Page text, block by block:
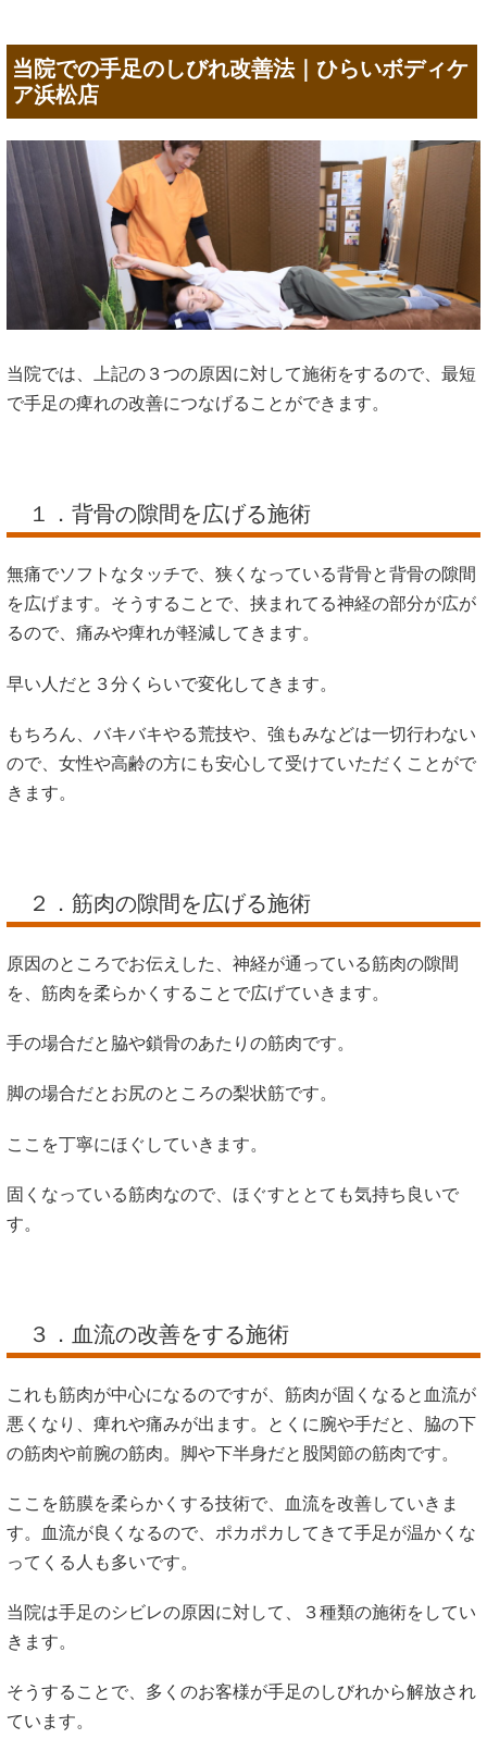
当院での手足のしびれ改善法｜ひらいボディケ
ア浜松店
当院では、上記の３つの原因に対して施術をするので、最短
で手足の痺れの改善につなげることができます。
１．背骨の隙間を広げる施術
無痛でソフトなタッチで、狭くなっている背骨と背骨の隙間
を広げます。そうすることで、挟まれてる神経の部分が広が
るので、痛みや痺れが軽減してきます。
早い人だと３分くらいで変化してきます。
もちろん、バキバキやる荒技や、強もみなどは一切行わない
ので、女性や高齢の方にも安心して受けていただくことがで
きます。
２．筋肉の隙間を広げる施術
原因のところでお伝えした、神経が通っている筋肉の隙間
を、筋肉を柔らかくすることで広げていきます。
手の場合だと脇や鎖骨のあたりの筋肉です。
脚の場合だとお尻のところの梨状筋です。
ここを丁寧にほぐしていきます。
固くなっている筋肉なので、ほぐすととても気持ち良いで
す。
３．血流の改善をする施術
これも筋肉が中心になるのですが、筋肉が固くなると血流が
悪くなり、痺れや痛みが出ます。とくに腕や手だと、脇の下
の筋肉や前腕の筋肉。脚や下半身だと股関節の筋肉です。
ここを筋膜を柔らかくする技術で、血流を改善していきま
す。血流が良くなるので、ポカポカしてきて手足が温かくな
ってくる人も多いです。
当院は手足のシビレの原因に対して、３種類の施術をしてい
きます。
そうすることで、多くのお客様が手足のしびれから解放され
ています。